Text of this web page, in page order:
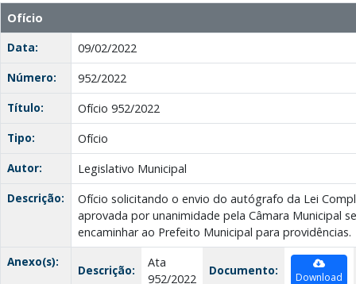
Ofício
Data:
09/02/2022
Número:
952/2022
Título:
Ofício 952/2022
Tipo:
Ofício
Autor:
Legislativo Municipal
Descrição:
Ofício solicitando o envio do autógrafo da Lei
aprovada por unanimidade pela Câmara Municipal
encaminhar ao Prefeito Municipal para providências.
Anexo(s):
Descrição:
Ata
952/2022
Documento: Download